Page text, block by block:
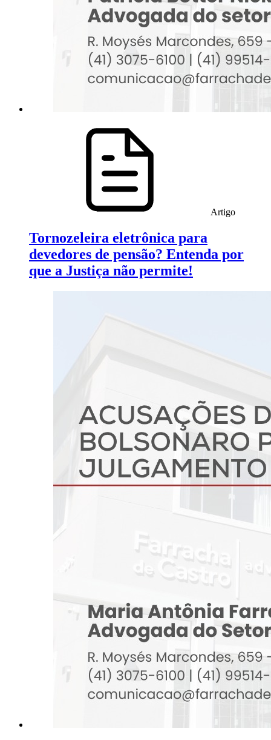
Artigo
Tornozeleira eletrônica para
devedores de pensão? Entenda por
que a Justiça não permite!